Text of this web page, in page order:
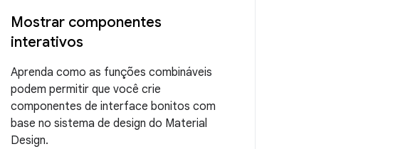
Mostrar componentes
interativos
Aprenda como as funções combináveis
podem permitir que você crie
componentes de interface bonitos com
base no sistema de design do Material
Design.